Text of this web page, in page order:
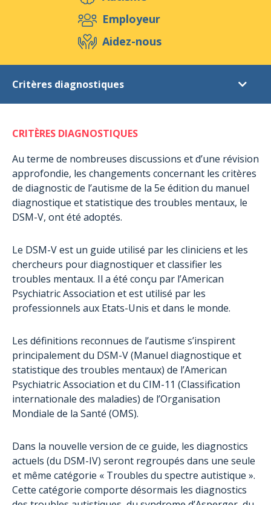
Aidez-nous
Evénements Publications Médias
Ressources & Outils
Employeur
Aidez-nous
Critères diagnostiques
L'Autisme
Le Syndrome d’Asperger
Critères diagnostiques
Statistiques
Signes de l'autisme
Droits des personnes
Prise en charge
Méthodes éducatives
CRITÈRES DIAGNOSTIQUES
Au terme de nombreuses discussions et d’une révision
approfondie, les changements concernant les critères
de diagnostic de l’autisme de la 5e édition du manuel
diagnostique et statistique des troubles mentaux, le
DSM-V, ont été adoptés.
Le DSM-V est un guide utilisé par les cliniciens et les
chercheurs pour diagnostiquer et classifier les
troubles mentaux. Il a été conçu par l’American
Psychiatric Association et est utilisé par les
professionnels aux Etats-Unis et dans le monde.
Les définitions reconnues de l’autisme s’inspirent
principalement du DSM-V (Manuel diagnostique et
statistique des troubles mentaux) de l’American
Psychiatric Association et du CIM-11 (Classification
internationale des maladies) de l’Organisation
Mondiale de la Santé (OMS).
Dans la nouvelle version de ce guide, les diagnostics
actuels (du DSM-IV) seront regroupés dans une seule
et même catégorie « Troubles du spectre autistique ».
Cette catégorie comporte désormais les diagnostics